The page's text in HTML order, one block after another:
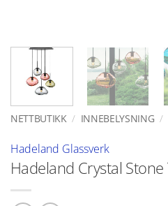
NETTBUTIKK / INNEBELYSNING /
Hadeland Glassverk
Hadeland Crystal